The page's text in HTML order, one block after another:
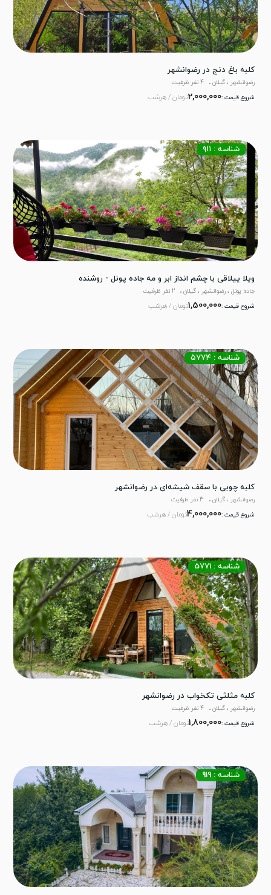
کلبه باغ دنج در رضوانشهر
رضوانشهر ، گیلان
4 نفر ظرفیت
شروع قیمت :2,000,000تومان / هرشب
ویلا ییلاقی با چشم انداز ابر و مه جاده پونل - روشنده
شناسه : ۹۱۱
جاده پونل ، رضوانشهر ، گیلان
2 نفر ظرفیت
شروع قیمت :1,500,000تومان / هرشب
کلبه چوبی با سقف شیشه‌ای در رضوانشهر
شناسه : ۵۷۷۴
رضوانشهر ، گیلان
3 نفر ظرفیت
شروع قیمت :4,000,000تومان / هرشب
کلبه مثلثی تکخواب در رضوانشهر
شناسه : 5771
رضوانشهر ، گیلان
4 نفر ظرفیت
شروع قیمت :1,800,000تومان / هرشب
شناسه : 919